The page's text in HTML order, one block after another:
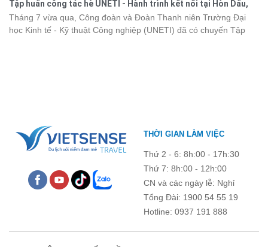
kết, sẻ chia và lưu giữ nhiều khoảnh khắc đáng nhớ. Hãy cùng
nhìn lại chuyến đi ngập tràn niềm vui và những trải nghiệm khó
quên.
Tập huấn công tác hè UNETI - Hành trình kết nối tại Hòn Dấu,
Đồ Sơn
Tháng 7 vừa qua, Công đoàn và Đoàn Thanh niên Trường Đại
học Kinh tế - Kỹ thuật Công nghiệp (UNETI) đã có chuyến Tập
THỜI GIAN LÀM VIỆC
Thứ 2 - 6: 8h:00 - 17h:30
Thứ 7: 8h:00 - 12h:00
CN và các ngày lễ: Nghỉ
Tổng Đài: 1900 54 55 19
Hotline: 0937 191 888